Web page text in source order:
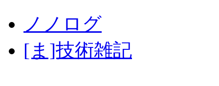
ノノログ
[ま]技術雑記